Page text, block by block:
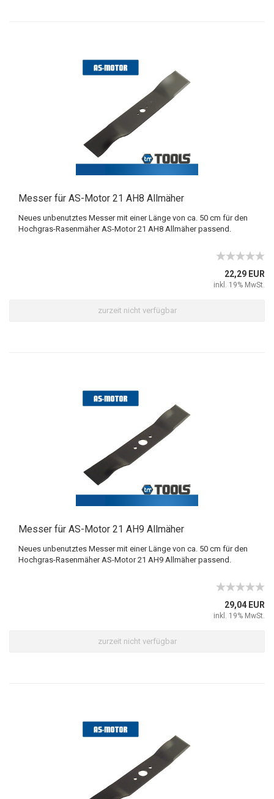
Messer für AS-Motor 21 AH8 Allmäher
Neues unbenutztes Messer mit einer Länge von ca. 50 cm für den
Hochgras-Rasenmäher AS-Motor 21 AH8 Allmäher passend.
22,29 EUR
inkl. 19% MwSt.
zurzeit nicht verfügbar
Messer für AS-Motor 21 AH9 Allmäher
Neues unbenutztes Messer mit einer Länge von ca. 50 cm für den
Hochgras-Rasenmäher AS-Motor 21 AH9 Allmäher passend.
29,04 EUR
inkl. 19% MwSt.
zurzeit nicht verfügbar